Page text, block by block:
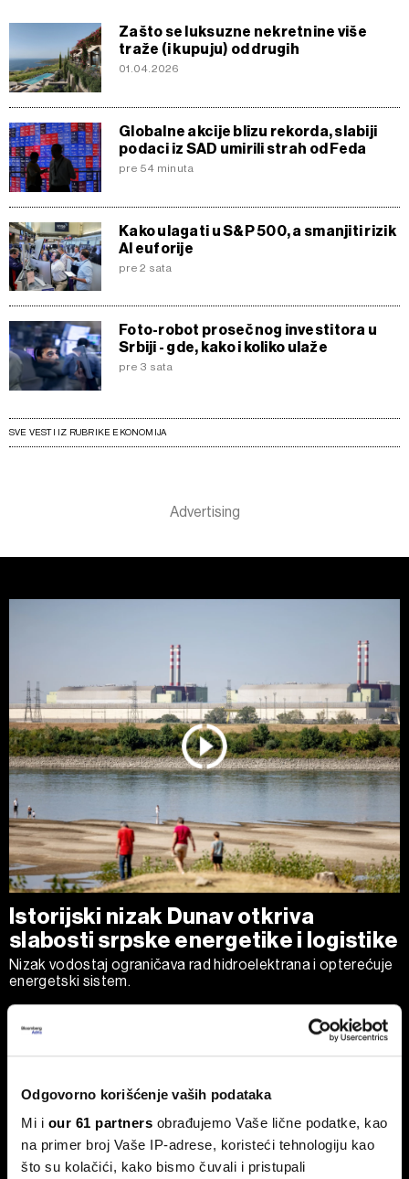
Odgovorno korišćenje vaših podataka
Mi i our 61 partners obrađujemo Vaše lične podatke, kao
na primer broj Vaše IP-adrese, koristeći tehnologiju kao
što su kolačići, kako bismo čuvali i pristupali
Zašto se luksuzne nekretnine više
traže (i kupuju) od drugih
01.04.2026
Globalne akcije blizu rekorda, slabiji
podaci iz SAD umirili strah od Feda
pre 54 minuta
Kako ulagati u S&P 500, a smanjiti rizik
AI euforije
pre 2 sata
Foto-robot prosečnog investitora u
Srbiji - gde, kako i koliko ulaže
pre 3 sata
SVE VESTI IZ RUBRIKE EKONOMIJA
Istorijski nizak Dunav otkriva
slabosti srpske energetike i logistike
Nizak vodostaj ograničava rad hidroelektrana i opterećuje
energetski sistem.
Srbija još vozi stare dizelaše, ali Fed zadržao kamate, S&P 500